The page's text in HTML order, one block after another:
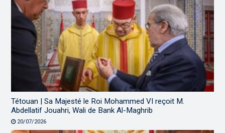
Tétouan | Sa Majesté le Roi Mohammed VI reçoit M.
Abdellatif Jouahri, Wali de Bank Al-Maghrib
20/07/2026